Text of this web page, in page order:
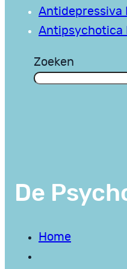
Antidepressiva
Antipsychotica
Zoeken
De
Home